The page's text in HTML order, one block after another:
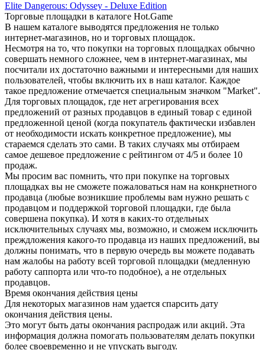
Elite Dangerous: Odyssey - Deluxe Edition
Торговые площадки в каталоге Hot.Game
В нашем каталоге выводятся предложения не только
интернет-магазинов, но и торговых площадок.
Несмотря на то, что покупки на торговых площадках обычно
совершать немного сложнее, чем в интернет-магазинах, мы
посчитали их достаточно важными и интересными для наших
пользователей, чтобы включить их в наш каталог. Каждое
такое предложение отмечается специальным значком "Market".
Для торговых площадок, где нет агрегирования всех
предложений от разных продавцов в единый товар с единой
предложенной ценой (когда покупатель фактически избавлен
от необходимости искать конкретное предложение), мы
стараемся сделать это сами. В таких случаях мы отбираем
самое дешевое предложение с рейтингом от 4/5 и более 10
продаж.
Мы просим вас помнить, что при покупке на торговых
площадках вы не сможете пожаловаться нам на конкрнетного
продавца (любые возникшие проблемы вам нужно решать с
продавцом и поддержкой торговой площадки, где была
совершена покупка). И хотя в каких-то отдельных
исключительных случаях мы, возможно, и сможем исключить
преждложения какого-то продавца из наших предложений, вы
должны понимать, что в первую очередь вы можете подавать
нам жалобы на работу всей торговой площадки (медленную
работу саппорта или что-то подобное), а не отдельных
продавцов.
Время окончания действия цены
Для некоторых магазинов нам удается спарсить дату
окончания действия цены.
Это могут быть даты окончания распродаж или акций. Эта
информация должна помогать пользователям делать покупки
более своевременно и не упускать выгоду.